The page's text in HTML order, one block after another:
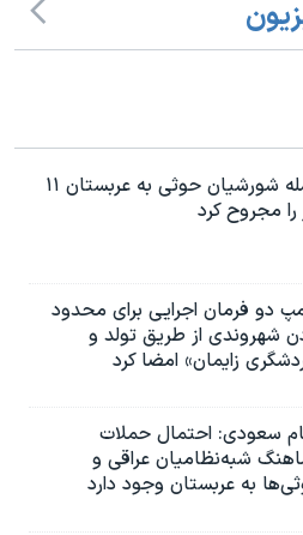
صلح
حمله شورشیان حوثی به عربستان ۱۱
را مجروح کرد
دو فرمان اجرایی برای محدود
شهروندی از طریق تولد و
زایمان» امضا کرد
سعودی: احتمال حملات
شبه‌نظامیان عراقی و
به عربستان وجود دارد